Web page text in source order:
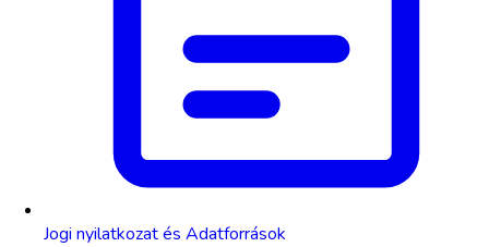
Jogi nyilatkozat és Adatforrások